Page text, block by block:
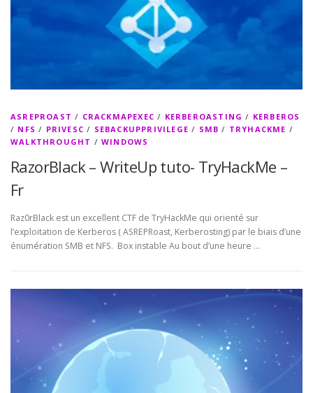
ASREPROAST / CRACKMAPEXEC / KERBEROASTING / KERBEROS
/ NFS / PRIVESC / SEBACKUPPRIVILEGE / SMB / TRYHACKME /
WALKTHROUGHT /WINDOWS
RazorBlack – WriteUp tuto- TryHackMe –
Fr
Raz0rBlack est un excellent CTF de TryHackMe qui orienté sur
l’exploitation de Kerberos ( ASREPRoast, Kerberosting) par le biais d’une
énumération SMB et NFS. Box instable Au bout d’une heure …